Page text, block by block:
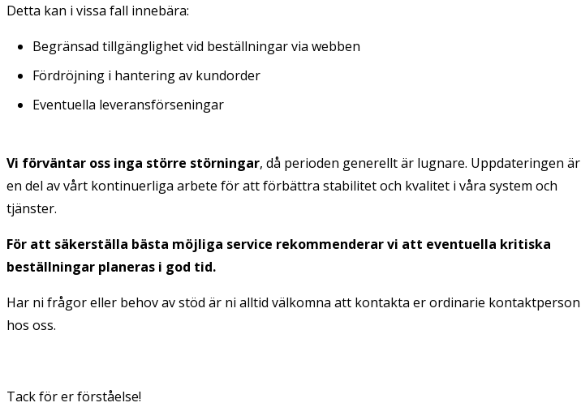
Detta kan i vissa fall innebära:
Begränsad tillgänglighet vid beställningar via webben
Fördröjning i hantering av kundorder
Eventuella leveransförseningar
Vi förväntar oss inga större störningar, då perioden generellt är lugnare. Uppdateringen är
en del av vårt kontinuerliga arbete för att förbättra stabilitet och kvalitet i våra system och
tjänster.
För att säkerställa bästa möjliga service rekommenderar vi att eventuella kritiska
beställningar planeras i god tid.
Har ni frågor eller behov av stöd är ni alltid välkomna att kontakta er ordinarie kontaktperson
hos oss.
Tack för er förståelse!